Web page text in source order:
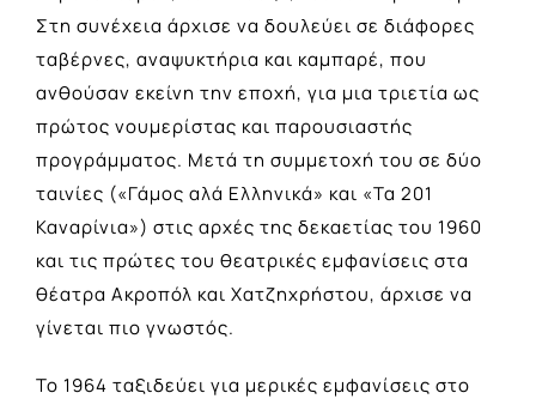
Στη συνέχεια άρχισε να δουλεύει σε διάφορες
ταβέρνες, αναψυκτήρια και καμπαρέ, που
ανθούσαν εκείνη την εποχή, για μια τριετία ως
πρώτος νουμερίστας και παρουσιαστής
προγράμματος. Μετά τη συμμετοχή του σε δύο
ταινίες («Γάμος αλά Ελληνικά» και «Τα 201
Καναρίνια») στις αρχές της δεκαετίας του 1960
και τις πρώτες του θεατρικές εμφανίσεις στα
θέατρα Ακροπόλ και Χατζηχρήστου, άρχισε να
γίνεται πιο γνωστός.
Το 1964 ταξιδεύει για μερικές εμφανίσεις στο